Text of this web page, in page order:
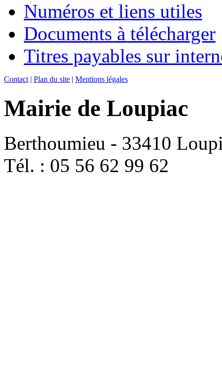
Numéros et liens utiles
Documents à télécharger
Titres payables sur
Contact | Plan du site | Mentions légales
Mairie de Loupiac
Berthoumieu - 33410
Tél. : 05 56 62 99 62